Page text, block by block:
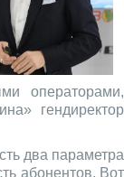
операторами,
гендиректор
два параметра
абонентов. Вот